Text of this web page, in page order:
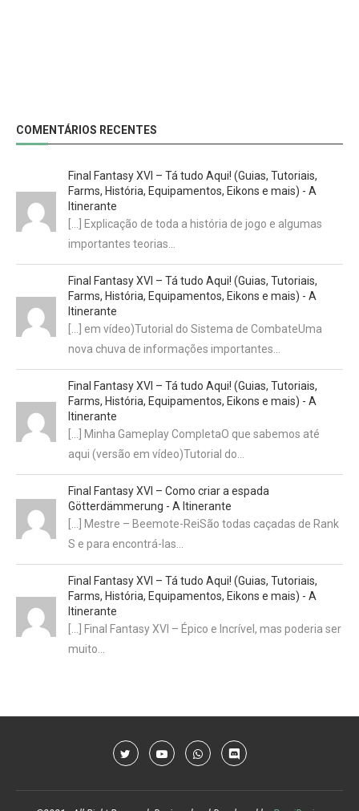
COMENTÁRIOS RECENTES
Final Fantasy XVI – Tá tudo Aqui! (Guias, Tutoriais,
Farms, História, Equipamentos, Eikons e mais) - A
Itinerante
[…] Explicação de toda a história de jogo e algumas
importantes teorias…
Final Fantasy XVI – Tá tudo Aqui! (Guias, Tutoriais,
Farms, História, Equipamentos, Eikons e mais) - A
Itinerante
[…] em vídeo)Tutorial do Sistema de CombateUma
nova chuva de informações importantes…
Final Fantasy XVI – Tá tudo Aqui! (Guias, Tutoriais,
Farms, História, Equipamentos, Eikons e mais) - A
Itinerante
[…] Minha Gameplay CompletaO que sabemos até
aqui (versão em vídeo)Tutorial do…
Final Fantasy XVI – Como criar a espada
Götterdämmerung - A Itinerante
[…] Mestre – Beemote-ReiSão todas caçadas de Rank
S e para encontrá-las…
Final Fantasy XVI – Tá tudo Aqui! (Guias, Tutoriais,
Farms, História, Equipamentos, Eikons e mais) - A
Itinerante
[…] Final Fantasy XVI – Épico e Incrível, mas poderia ser
muito…